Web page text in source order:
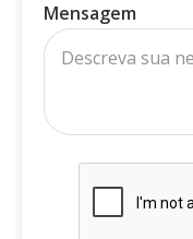
Mensagem